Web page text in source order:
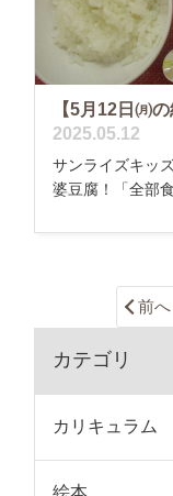
【5月12日㈪
2025.05.12
サンライズキッ
婆豆腐！「全部
前へ
カテゴリ
カリキュラム